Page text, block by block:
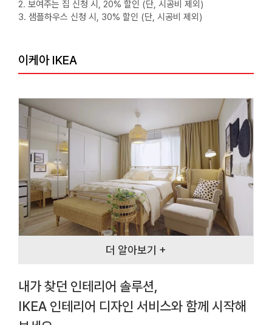
2. 보여주는 집 신청 시, 20% 할인 (단, 시공비 제외)
3. 샘플하우스 신청 시, 30% 할인 (단, 시공비 제외)
이케아 IKEA
더 알아보기 +
내가 찾던 인테리어 솔루션,
IKEA 인테리어 디자인 서비스와 함께 시작해